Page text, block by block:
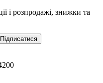
і розпродажі, знижки та
Підписатися